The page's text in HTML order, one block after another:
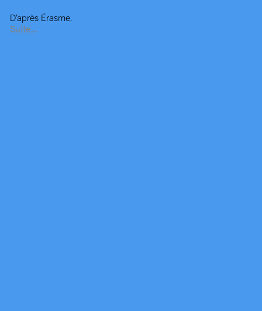
D’après Érasme.
Suite…